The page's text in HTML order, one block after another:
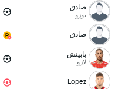
صادق
بوزو
صادق
بابيتش
لازو
Lopez